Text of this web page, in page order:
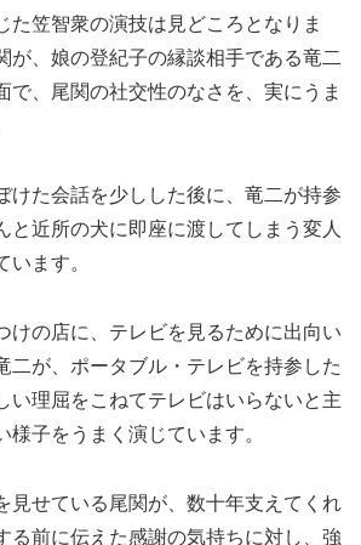
た笠智衆の演技は見どころとなりま
が、娘の登紀子の縁談相手である竜二
で、尾関の社交性のなさを、実にうま
けた会話を少しした後に、竜二が持参
と近所の犬に即座に渡してしまう変人
います。
けの店に、テレビを見るために出向い
二が、ポータブル・テレビを持参した
い理屈をこねてテレビはいらないと主
様子をうまく演じています。
見せている尾関が、数十年支えてくれ
る前に伝えた感謝の気持ちに対し、強